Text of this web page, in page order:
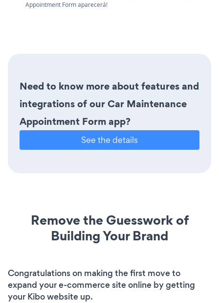
Appointment Form aparecerá!
Need to know more about features and
integrations of our Car Maintenance
Appointment Form app?
See the details
Remove the Guesswork of
Building Your Brand
Congratulations on making the first move to
expand your e-commerce site online by getting
your Kibo website up.